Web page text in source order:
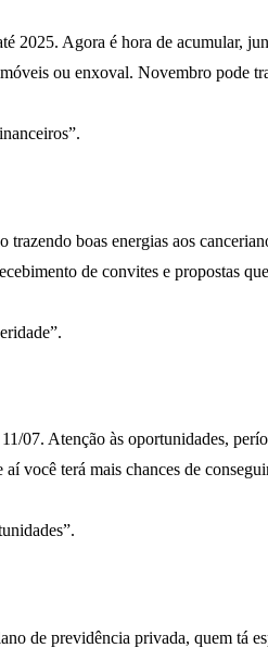
2025. Agora é hora de acumular,
ou enxoval. Novembro pode
boas energias aos
de convites e propostas
07. Atenção às oportunidades,
você terá mais chances de
de previdência privada, quem tá